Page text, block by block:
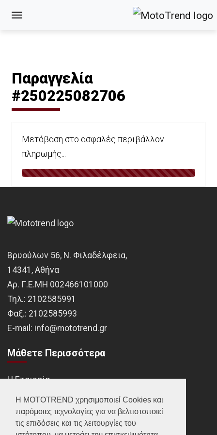
Η MOTOTREND χρησιμοποιεί Cookies και
παρόμοιες τεχνολογίες για να βελτιστοποιεί
τις επιδόσεις και τις λειτουργίες του
Παραγγελία
#250225082706
Μετάβαση στο ασφαλές περιβάλλον
πληρωμής...
Βρυούλων 56, Ν. Φιλαδέλφεια,
14341, Αθήνα
Αρ. Γ.Ε.ΜΗ 002466101000
Τηλ.: 2102585991
Φαξ.: 2102585993
Ε-mail: info@mototrend.gr
Μάθετε Περισσότερα
Η Εταιρεία
Brands
Νέα
Οικονομικά στοιχεία